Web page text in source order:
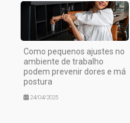
Como pequenos ajustes no
ambiente de trabalho
podem prevenir dores e má
postura
24/04/2025